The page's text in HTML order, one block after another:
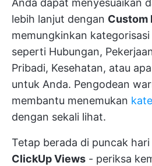
Anda dapat menyesuaikan
lebih lanjut dengan Custom
memungkinkan
seperti Hubungan,
Pribadi, Kesehatan, atau
untuk Anda. Pengodean
membantu menemukan
dengan sekali lihat.
Tetap berada di puncak
ClickUp Views - periksa